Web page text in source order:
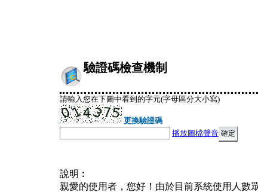
驗證碼檢查機制
請輸入您在下圖中看到的字元(字母區分大小寫)
更換驗證碼
播放圖檔聲音
說明︰
親愛的使用者，您好！由於目前系統使用人數